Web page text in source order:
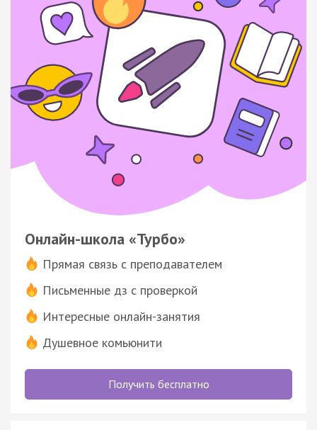
Онлайн-школа «Турбо»
Прямая связь с преподавателем
Письменные дз с проверкой
Интересные онлайн-занятия
Душевное комьюнити
Получить бесплатно